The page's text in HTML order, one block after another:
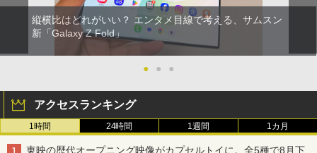
縦横比はどれがいい？ エンタメ目線で考える、サムスン
新「Galaxy Z Fold」
● ● ●
アクセスランキング
1時間 24時間 1週間 1カ月
東映の歴代オープニング映像がカプセルトイに。全5種で8月下